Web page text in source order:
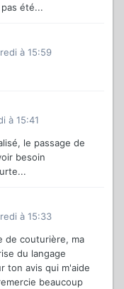
été...
à 15:59
à 15:41
le passage de
besoin
à 15:33
de couturière, ma
du langage
ton avis qui m'aide
beaucoup